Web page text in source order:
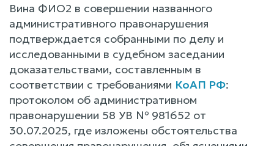
Вина ФИО2 в совершении названного
административного правонарушения
подтверждается собранными по делу и
исследованными в судебном заседании
доказательствами, составленным в
соответствии с требованиями КоАП РФ:
протоколом об административном
правонарушении 58 УВ № 981652 от
30.07.2025, где изложены обстоятельства